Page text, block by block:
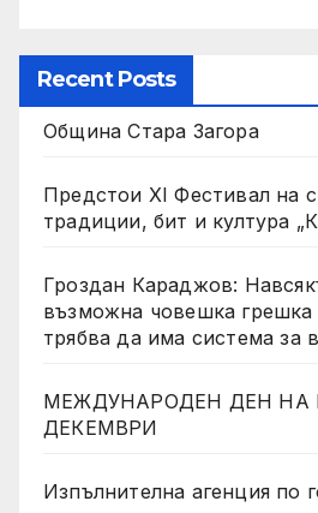
Recent Posts
Община Стара Загора
Предстои XI Фестивал на
традиции, бит и култура
Гроздан Караджов:
възможна човешка грешка
трябва да има система за
МЕЖДУНАРОДЕН ДЕН НА
ДЕКЕМВРИ
Изпълнителна агенция по